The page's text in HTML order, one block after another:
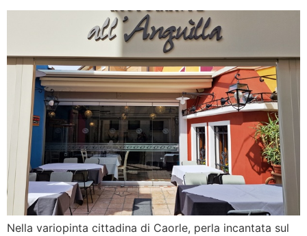
Nella variopinta cittadina di Caorle, perla incantata sul